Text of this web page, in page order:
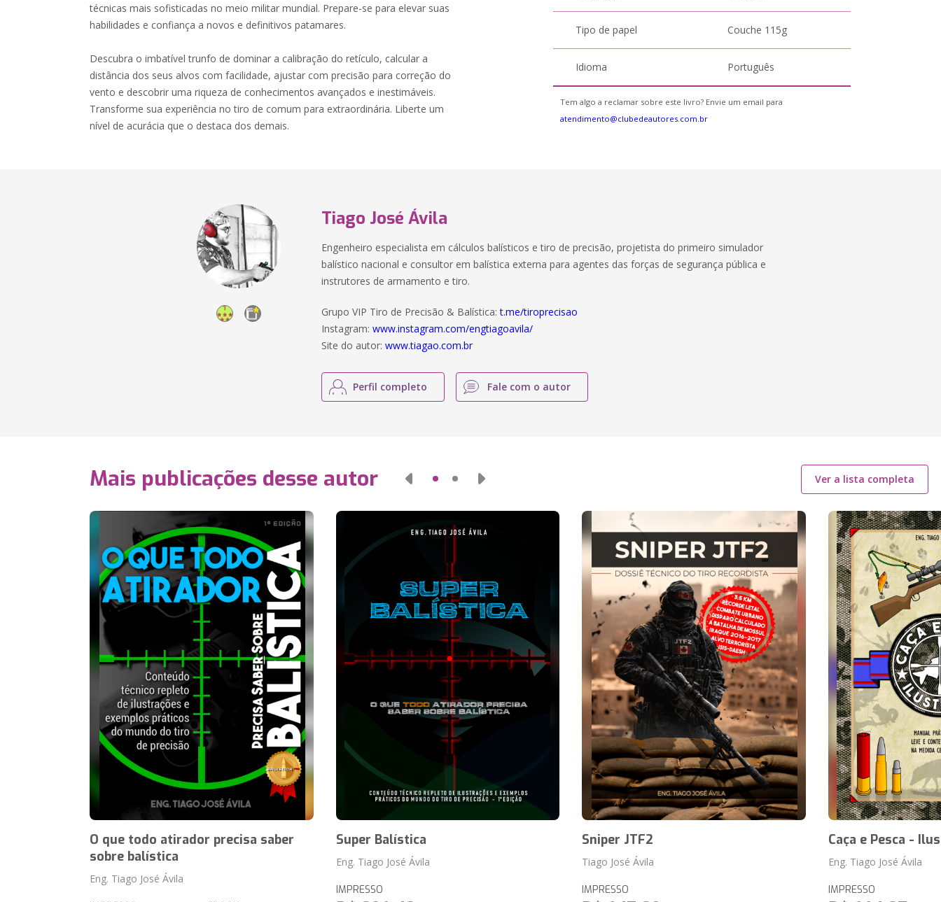
técnicas mais sofisticadas no meio militar mundial. Prepare-se para elevar suas
habilidades e confiança a novos e definitivos patamares.
Descubra o imbatível trunfo de dominar a calibração do retículo, calcular a
distância dos seus alvos com facilidade, ajustar com precisão para correção do
vento e descobrir uma riqueza de conhecimentos avançados e inestimáveis.
Transforme sua experiência no tiro de comum para extraordinária. Liberte um
nível de acurácia que o destaca dos demais.
Tipo de papel Couche 115g
Idioma Português
Tem algo a reclamar sobre este livro? Envie um email para
atendimento@clubedeautores.com.br
Tiago José Ávila
Engenheiro especialista em cálculos balísticos e tiro de precisão, projetista do primeiro simulador
balístico nacional e consultor em balística externa para agentes das forças de segurança pública e
instrutores de armamento e tiro.
Grupo VIP Tiro de Precisão & Balística:t.me/tiroprecisao
Instagram:www.instagram.com/engtiagoavila/
Site do autor:www.tiagao.com.br
Perfil completo Fale com o autor
Mais publicações desse autor Ver a lista completa
O que todo atirador precisa saber
sobre balística
Eng. Tiago José Ávila
Super Balística
Eng. Tiago José Ávila
IMPRESSO
Sniper JTF2
Tiago José Ávila
IMPRESSO
Caça e Pesca -
Eng. Tiago José Ávila
IMPRESSO